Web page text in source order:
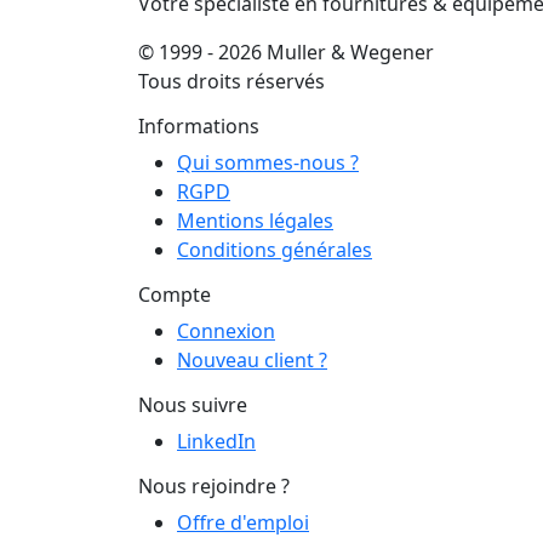
© 1999 - 2026 Muller & Wegener
Tous droits réservés
Informations
Qui sommes-nous ?
RGPD
Mentions légales
Conditions générales
Compte
Connexion
Nouveau client ?
Nous suivre
LinkedIn
Nous rejoindre ?
Offre d'emploi